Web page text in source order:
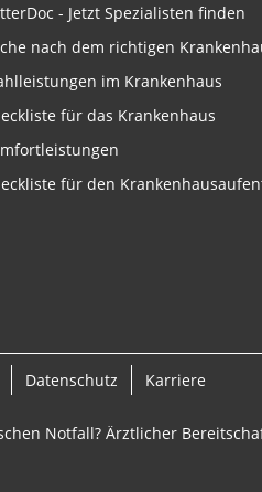
- Jetzt Spezialisten finden
nach dem richtigen
im Krankenhaus
für das Krankenhaus
für den
Datenschutz Karriere
Notfall? Ärztlicher